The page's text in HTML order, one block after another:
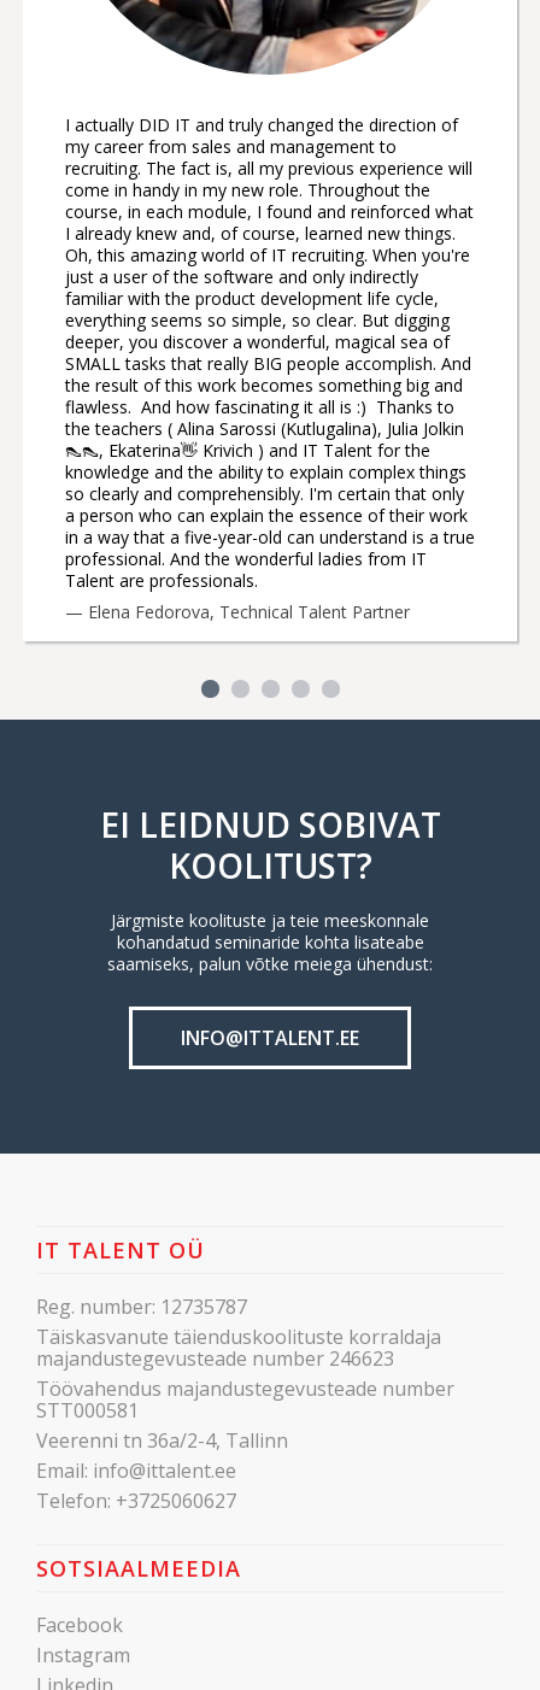
I actually DID IT and truly changed the direction of
my career from sales and management to
recruiting. The fact is, all my previous experience will
come in handy in my new role. Throughout the
course, in each module, I found and reinforced what
I already knew and, of course, learned new things.
Oh, this amazing world of IT recruiting. When you're
just a user of the software and only indirectly
familiar with the product development life cycle,
everything seems so simple, so clear. But digging
deeper, you discover a wonderful, magical sea of
SMALL tasks that really BIG people accomplish. And
the result of this work becomes something big and
flawless. And how fascinating it all is :) Thanks to
the teachers ( Alina Sarossi (Kutlugalina), Julia Jolkin
👠👠, Ekaterina👋 Krivich ) and IT Talent for the
knowledge and the ability to explain complex things
so clearly and comprehensibly. I'm certain that only
a person who can explain the essence of their work
in a way that a five-year-old can understand is a true
professional. And the wonderful ladies from IT
Talent are professionals.
— Elena Fedorova, Technical Talent Partner
EI LEIDNUD SOBIVAT
KOOLITUST?
Järgmiste koolituste ja teie meeskonnale
kohandatud seminaride kohta lisateabe
saamiseks, palun võtke meiega ühendust:
INFO@ITTALENT.EE
IT TALENT OÜ
Reg. number: 12735787
Täiskasvanute täienduskoolituste korraldaja
majandustegevusteade number 246623
Töövahendus majandustegevusteade number
STT000581
Veerenni tn 36a/2-4, Tallinn
Email: info@ittalent.ee
Telefon: +3725060627
SOTSIAALMEEDIA
Facebook
Instagram